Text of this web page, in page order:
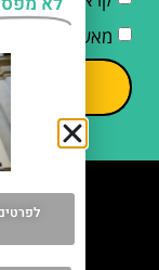
מאשר/ת קבלת